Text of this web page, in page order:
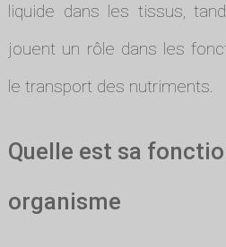
liquide dans les tissus,
jouent un rôle dans les
le transport des nutriments.
Quelle est sa
organisme